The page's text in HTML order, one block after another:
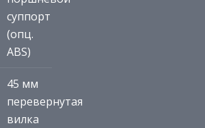
суппорт
(опц.
ABS)
45 мм
перевернутая
вилка